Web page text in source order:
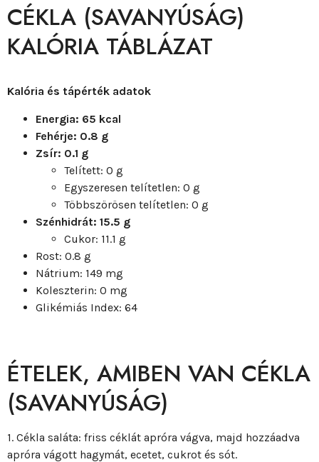
CÉKLA (SAVANYÚSÁG)
KALÓRIA TÁBLÁZAT
Kalória és tápérték adatok
Energia: 65 kcal
Fehérje: 0.8 g
Zsír: 0.1 g
Telített: 0 g
Egyszeresen telítetlen: 0 g
Többszörösen telítetlen: 0 g
Szénhidrát: 15.5 g
Cukor: 11.1 g
Rost: 0.8 g
Nátrium: 149 mg
Koleszterin: 0 mg
Glikémiás Index: 64
ÉTELEK, AMIBEN VAN CÉKLA
(SAVANYÚSÁG)
1. Cékla saláta: friss céklát apróra vágva, majd hozzáadva
apróra vágott hagymát, ecetet, cukrot és sót.